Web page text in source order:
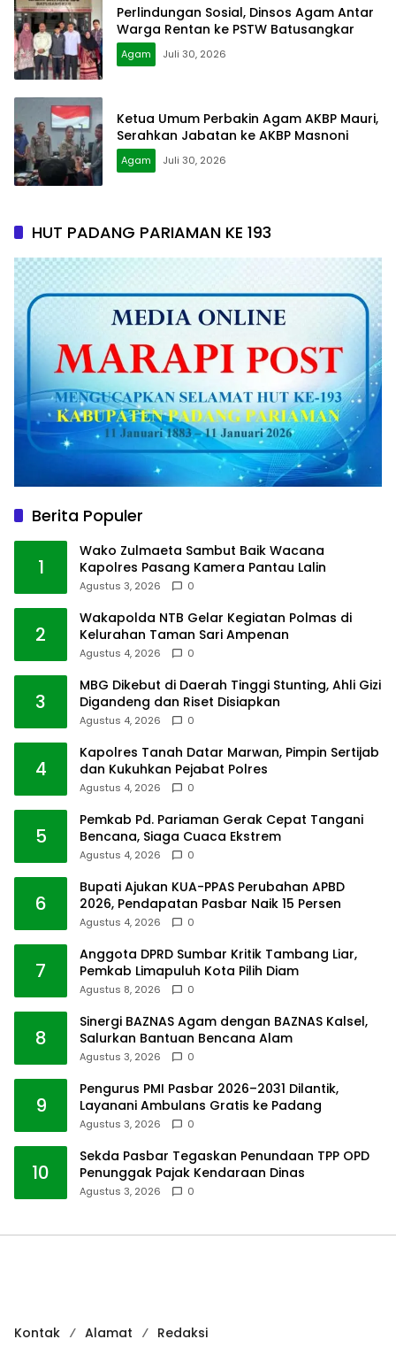
Perlindungan Sosial, Dinsos Agam Antar
Warga Rentan ke PSTW Batusangkar
Agam Juli 30, 2026
Ketua Umum Perbakin Agam AKBP Mauri,
Serahkan Jabatan ke AKBP Masnoni
Agam Juli 30, 2026
HUT PADANG PARIAMAN KE 193
Berita Populer
1
Wako Zulmaeta Sambut Baik Wacana
Kapolres Pasang Kamera Pantau Lalin
Agustus 3, 2026 0
2
Wakapolda NTB Gelar Kegiatan Polmas di
Kelurahan Taman Sari Ampenan
Agustus 4, 2026 0
3
MBG Dikebut di Daerah Tinggi Stunting, Ahli Gizi
Digandeng dan Riset Disiapkan
Agustus 4, 2026 0
4
Kapolres Tanah Datar Marwan, Pimpin Sertijab
dan Kukuhkan Pejabat Polres
Agustus 4, 2026 0
5
Pemkab Pd. Pariaman Gerak Cepat Tangani
Bencana, Siaga Cuaca Ekstrem
Agustus 4, 2026 0
6
Bupati Ajukan KUA-PPAS Perubahan APBD
2026, Pendapatan Pasbar Naik 15 Persen
Agustus 4, 2026 0
7
Anggota DPRD Sumbar Kritik Tambang Liar,
Pemkab Limapuluh Kota Pilih Diam
Agustus 8, 2026 0
8
Sinergi BAZNAS Agam dengan BAZNAS Kalsel,
Salurkan Bantuan Bencana Alam
Agustus 3, 2026 0
9
Pengurus PMI Pasbar 2026–2031 Dilantik,
Layanani Ambulans Gratis ke Padang
Agustus 3, 2026 0
10
Sekda Pasbar Tegaskan Penundaan TPP OPD
Penunggak Pajak Kendaraan Dinas
Agustus 3, 2026 0
Kontak Alamat Redaksi